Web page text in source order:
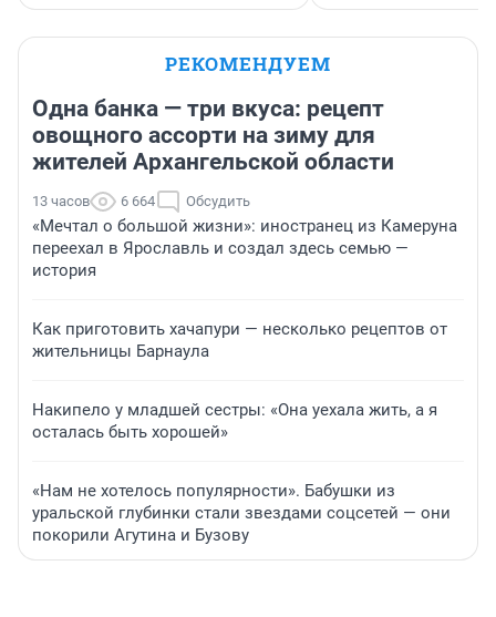
РЕКОМЕНДУЕМ
Одна банка — три вкуса: рецепт
овощного ассорти на зиму для
жителей Архангельской области
13 часов 6 664 Обсудить
«Мечтал о большой жизни»: иностранец из Камеруна
переехал в Ярославль и создал здесь семью —
история
Как приготовить хачапури — несколько рецептов от
жительницы Барнаула
Накипело у младшей сестры: «Она уехала жить, а я
осталась быть хорошей»
«Нам не хотелось популярности». Бабушки из
уральской глубинки стали звездами соцсетей — они
покорили Агутина и Бузову